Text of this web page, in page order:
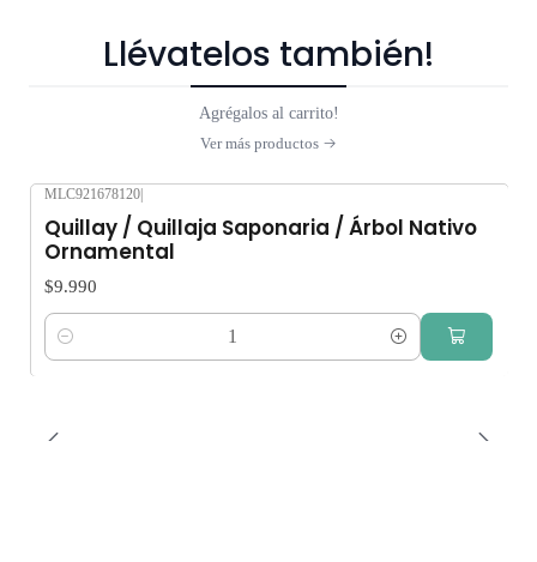
Llévatelos también!
Agrégalos al carrito!
Ver más productos
MLC921678120
Quillay / Quillaja Saponaria / Árbol Nativo
Ornamental
$9.990
Cantidad